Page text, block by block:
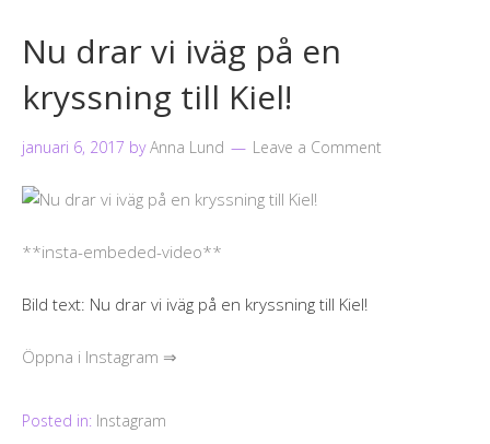
Nu drar vi iväg på en
kryssning till Kiel!
januari 6, 2017 byAnna Lund Leave a Comment
**insta-embeded-video**
Bild text: Nu drar vi iväg på en kryssning till Kiel!
Öppna i Instagram ⇒
Posted in: Instagram